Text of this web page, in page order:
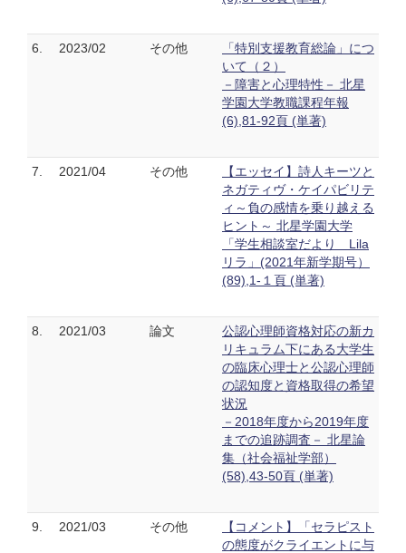
6. 2023/02 その他
「特別支援教育総論」につ
いて（２）
－障害と心理特性－ 北星
学園大学教職課程年報
(6),81-92頁 (単著)
7. 2021/04 その他
【エッセイ】詩人キーツと
ネガティヴ・ケイパビリテ
ィ～負の感情を乗り越える
ヒント～ 北星学園大学
「学生相談室だより Lila
リラ」(2021年新学期号）
(89),1-１頁 (単著)
8. 2021/03 論文
公認心理師資格対応の新カ
リキュラム下にある大学生
の臨床心理士と公認心理師
の認知度と資格取得の希望
状況
－2018年度から2019年度
までの追跡調査－ 北星論
集（社会福祉学部）
(58),43-50頁 (単著)
9. 2021/03 その他
【コメント】「セラピスト
の態度がクライエントに与